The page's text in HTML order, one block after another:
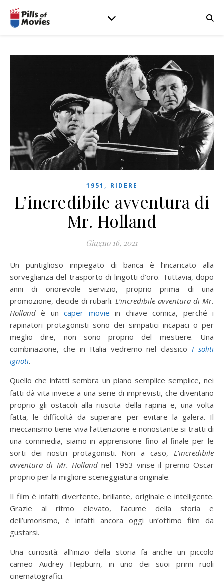
1951 , RIDERE
L’incredibile avventura di
Mr. Holland
Giugno 16, 2021
Un puntiglioso impiegato di banca è l’incaricato alla
sorveglianza del trasporto di lingotti d’oro. Tuttavia, dopo
anni di onorevole servizio, proprio prima di una
promozione, decide di rubarli. L’incredibile avventura di Mr.
Holland è uncaper movie in chiave comica, perché i
rapinatori protagonisti sono dei simpatici incapaci o per
meglio dire, non sono proprio del mestiere. Una
combinazione, che in Italia vedremo nel classicoI soliti
ignoti.
Quello che infatti sembra un piano semplice semplice, nei
fatti dà vita invece a una serie di imprevisti, che diventano
proprio gli ostacoli alla riuscita della rapina e, una volta
fatta, le difficoltà da superare per evitare la galera. Il
meccanismo tiene viva l’attenzione e nonostante si tratti di
una commedia, siamo in apprensione fino al finale per le
sorti dei nostri protagonisti. Non a caso, L’incredibile
avventura di Mr. Hollandnel 1953 vinse il premio Oscar
proprio per la migliore sceneggiatura originale.
Il film è infatti divertente, brillante, originale e intelligente.
Grazie al ritmo elevato, l’acume della storia e
dell’umorismo, è infatti ancora oggi un’ottimo film da
gustarsi.
Una curiosità: all’inizio della storia fa anche un piccolo
cameo Audrey Hepburn, in uno dei suoi primi ruoli
cinematografici.